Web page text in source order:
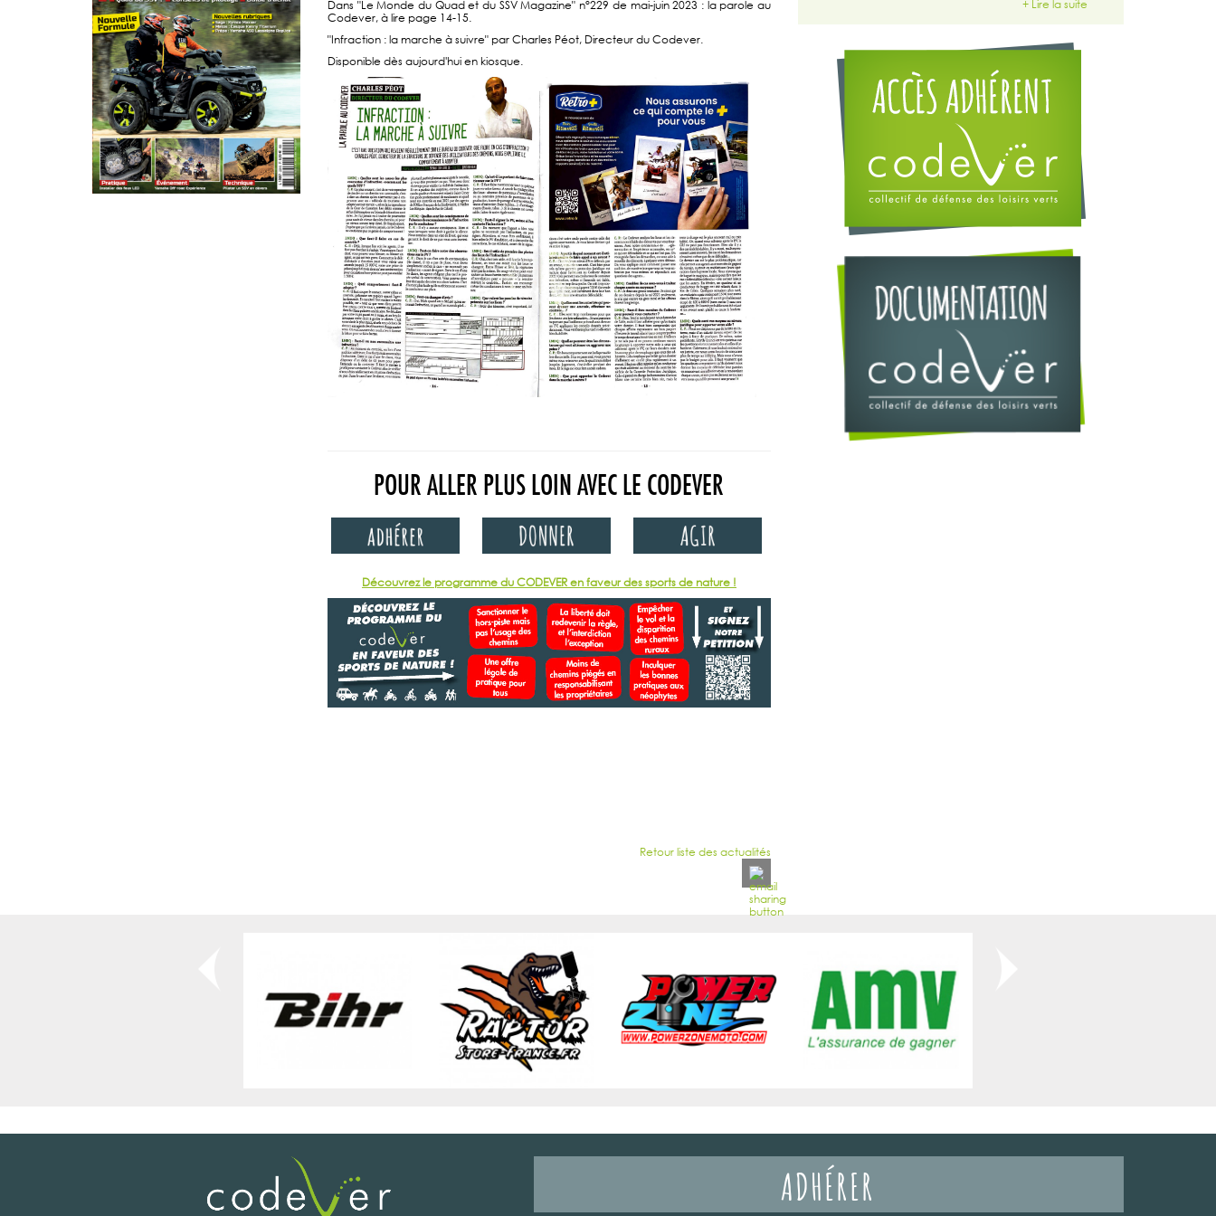
Dans "Le Monde du Quad et du SSV Magazine" n°229 de mai-juin 2023 : la parole au
Codever, à lire page 14-15.
"Infraction : la marche à suivre" par Charles Péot, Directeur du Codever.
Disponible dès aujourd'hui en kiosque.
POUR ALLER PLUS LOIN AVEC LE CODEVER
Découvrez le programme du CODEVER en faveur des sports de nature !
Retour liste des actualités
+ Lire la suite
ADHÉRER